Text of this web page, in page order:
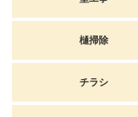
樋掃除
チラシ